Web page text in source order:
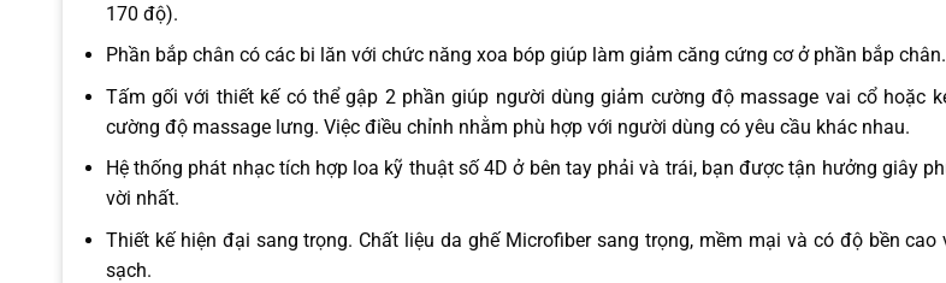
170 độ).
Phần bắp chân có các bi lăn với chức năng xoa bóp giúp làm giảm căng cứng cơ ở phần bắp chân.
Tấm gối với thiết kế có thể gập 2 phần giúp người dùng giảm cường độ massage vai cổ hoặc
cường độ massage lưng. Việc điều chỉnh nhằm phù hợp với người dùng có yêu cầu khác nhau.
Hệ thống phát nhạc tích hợp loa kỹ thuật số 4D ở bên tay phải và trái, bạn được tận hưởng giây
vời nhất.
Thiết kế hiện đại sang trọng. Chất liệu da ghế Microfiber sang trọng, mềm mại và có độ bền cao
sạch.